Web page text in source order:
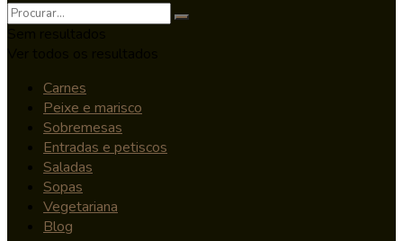
Carnes
Peixe e marisco
Sobremesas
Entradas e petiscos
Saladas
Sopas
Vegetariana
Blog